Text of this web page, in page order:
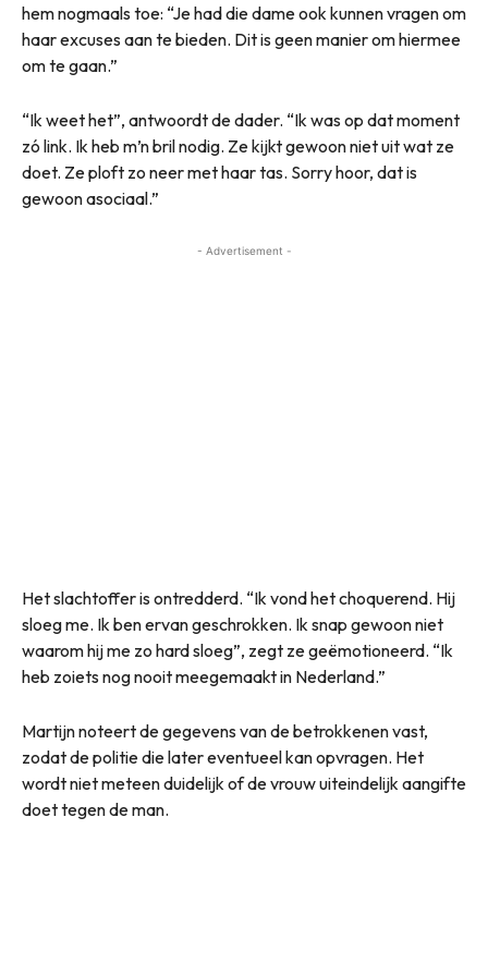
hem nogmaals toe: “Je had die dame ook kunnen vragen om
haar excuses aan te bieden. Dit is geen manier om hiermee
om te gaan.”
“Ik weet het”, antwoordt de dader. “Ik was op dat moment
zó link. Ik heb m’n bril nodig. Ze kijkt gewoon niet uit wat ze
doet. Ze ploft zo neer met haar tas. Sorry hoor, dat is
gewoon asociaal.”
- Advertisement -
Het slachtoffer is ontredderd. “Ik vond het choquerend. Hij
sloeg me. Ik ben ervan geschrokken. Ik snap gewoon niet
waarom hij me zo hard sloeg”, zegt ze geëmotioneerd. “Ik
heb zoiets nog nooit meegemaakt in Nederland.”
Martijn noteert de gegevens van de betrokkenen vast,
zodat de politie die later eventueel kan opvragen. Het
wordt niet meteen duidelijk of de vrouw uiteindelijk aangifte
doet tegen de man.